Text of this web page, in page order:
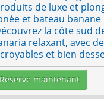
de luxe et
et bateau banane
la côte sud
relaxant, avec
et bien
Reserve maintenant